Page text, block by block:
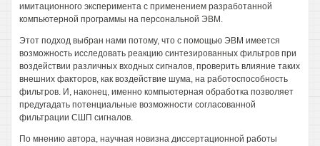
имитационного эксперимента с применением разработанной
компьютерной программы на персональной ЭВМ.
Этот подход выбран нами потому, что с помощью ЭВМ имеется
возможность исследовать реакцию синтезированных фильтров при
воздействии различных входных сигналов, проверить влияние таких
внешних факторов, как воздействие шума, на работоспособность
фильтров. И, наконец, именно компьютерная обработка позволяет
предугадать потенциальные возможности согласованной
фильтрации СШП сигналов.
По мнению автора, научная новизна диссертационной работы